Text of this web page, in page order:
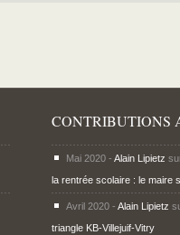
CONTRIBUTIONS
Mai 2020 - Alain Lipietz
la rentrée scolaire : le maire
Avril 2020 - Alain Lipietz
triangle KB-Villejuif-Vitry